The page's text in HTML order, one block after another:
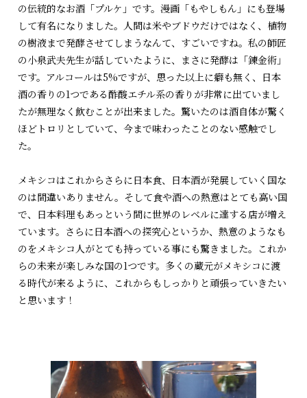
の伝統的なお酒「プルケ」です。漫画「もやしもん」にも登場
して有名になりました。人間は米やブドウだけではなく、植物
の樹液まで発酵させてしまうなんて、すごいですね。私の師匠
の小泉武夫先生が話していたように、まさに発酵は「錬金術」
です。アルコールは5%ですが、思った以上に癖も無く、日本
酒の香りの1つである酢酸エチル系の香りが非常に出ていまし
たが無理なく飲むことが出来ました。驚いたのは酒自体が驚く
ほどトロリとしていて、今まで味わったことのない感触でし
た。
メキシコはこれからさらに日本食、日本酒が発展していく国な
のは間違いありません。そして食や酒への熱意はとても高い国
で、日本料理もあっという間に世界のレベルに達する店が増え
ています。さらに日本酒への探究心というか、熱意のようなも
のをメキシコ人がとても持っている事にも驚きました。これか
らの未来が楽しみな国の1つです。多くの蔵元がメキシコに渡
る時代が来るように、これからもしっかりと頑張っていきたい
と思います！